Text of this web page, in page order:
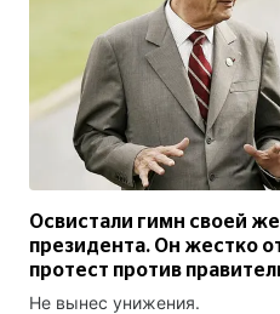
Освистали гимн своей же
президента. Он жестко
протест против
Не вынес унижения.